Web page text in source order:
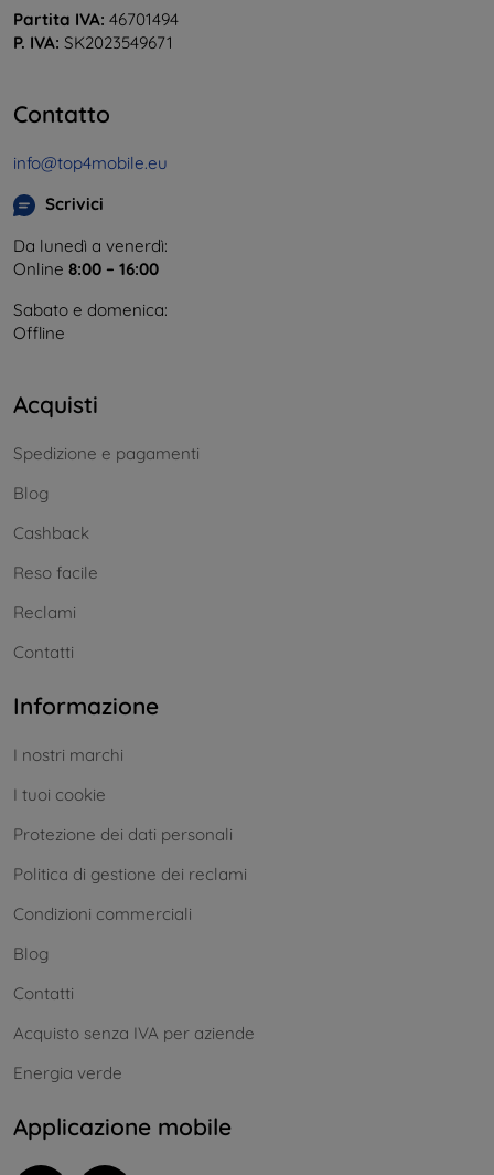
Partita IVA: 46701494
P. IVA: SK2023549671
Contatto
info@top4mobile.eu
Scrivici
Da lunedì a venerdì:
Online 8:00 – 16:00
Sabato e domenica:
Offline
Acquisti
Spedizione e pagamenti
Blog
Cashback
Reso facile
Reclami
Contatti
Informazione
I nostri marchi
I tuoi cookie
Protezione dei dati personali
Politica di gestione dei reclami
Condizioni commerciali
Blog
Contatti
Acquisto senza IVA per aziende
Energia verde
Applicazione mobile